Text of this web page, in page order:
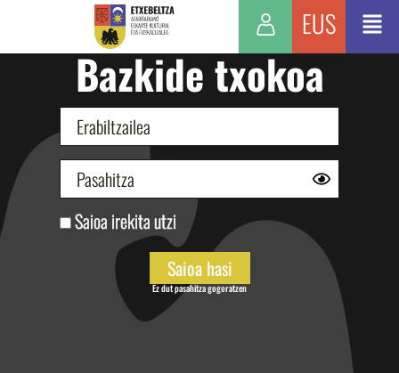
EUS
Bazkide txokoa
Saioa irekita utzi
Ez dut pasahitza gogoratzen